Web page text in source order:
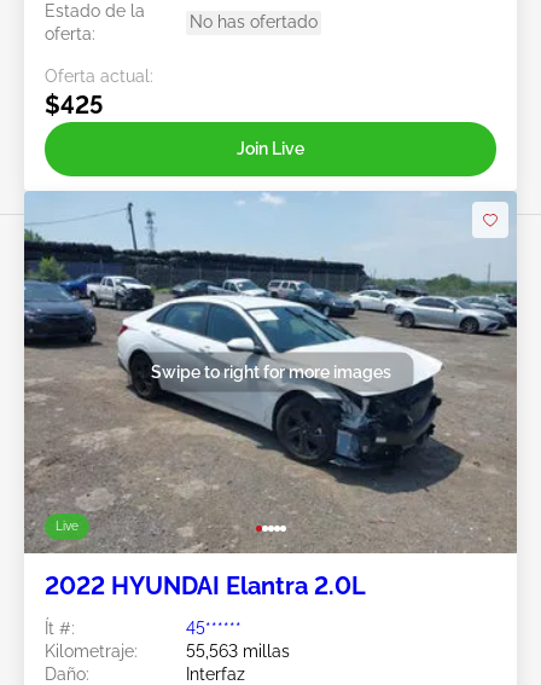
Estado de la
oferta:
No has ofertado
Oferta actual:
$425
Join Live
Live
Swipe to right for more images
2022 HYUNDAI Elantra 2.0L
Ít #:
45******
Kilometraje:
55,563 millas
Daño:
Interfaz